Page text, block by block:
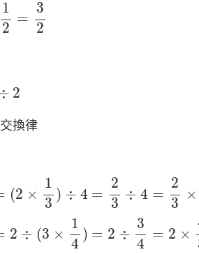
1
2
=
3
2
2
換律
(2 ×
1
3
) ÷ 4 =
2
3
÷ 4 =
2
3
×
=2 ×1
2 ÷ (3 ×
1
4
) = 2 ÷
3
4
= 2 ×
34 83